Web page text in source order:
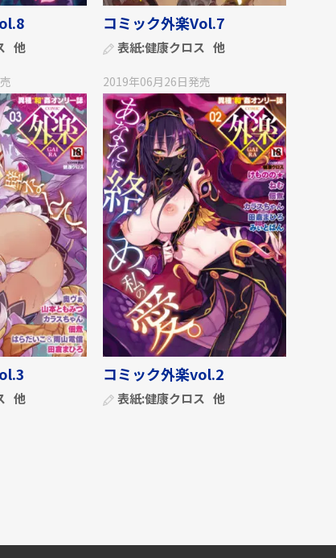
他
コミック外楽Vol.7
表紙:健康クロス 他
他
2019年06月26日発売
コミック外楽vol.2
表紙:健康クロス 他